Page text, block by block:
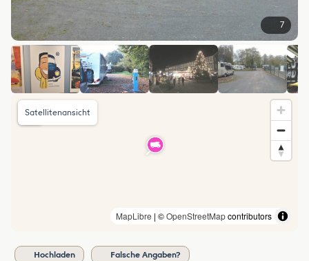
7
MapLibre | ©OpenStreetMapcontributors
Satellitenansicht
Hochladen Falsche Angaben?